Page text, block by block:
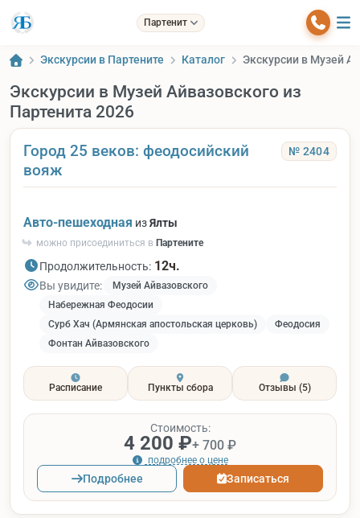
Партенит
Экскурсии в Партените Каталог Экскурсии в Музей
Экскурсии в Музей Айвазовского из
Партенита 2026
Город 25 веков: феодосийский
вояж
№ 2404
Авто-пешеходная изЯлты
можно присоединиться в Партените
Продолжительность: 12ч.
Вы увидите:
Музей Айвазовского
Набережная Феодосии
Сурб Хач (Армянская апостольская церковь)
Феодосия
Фонтан Айвазовского
Расписание Пункты сбора Отзывы (5)
Стоимость:
4 200 ₽+ 700 ₽
подробнее о цене
Подробнее Записаться